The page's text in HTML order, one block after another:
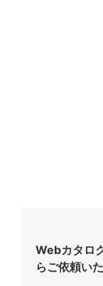
Webカタロ
らご依頼い